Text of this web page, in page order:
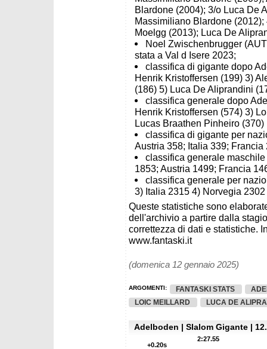
Blardone (2004); 3/o Luca De
Massimiliano Blardone
Moelgg (2013); Luca De
Noel Zwischenbrugger
stata a Val d Isere 2023;
classifica di gigante dopo
Henrik Kristoffersen (199) 3)
(186) 5) Luca De Aliprandini
classifica generale dopo
Henrik Kristoffersen (574) 3)
Lucas Braathen Pinheiro (370)
classifica di gigante per
Austria 358; Italia 339; Francia
classifica generale
1853; Austria 1499; Francia
classifica generale per
3) Italia 2315 4) Norvegia
Queste statistiche sono
dell'archivio a partire dalla
correttezza di dati e statistiche.
www.fantaski.it
(domenica 12 gennaio 2025)
ARGOMENTI: FANTASKI STATS
LOIC MEILLARD
LUCA DE
Adelboden | Slalom Gigante |
2:27.55
+0.20s